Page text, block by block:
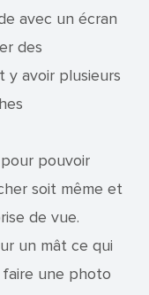
avec un écran
des
y avoir plusieurs
pouvoir
soit même et
de vue.
un mât ce qui
une photo